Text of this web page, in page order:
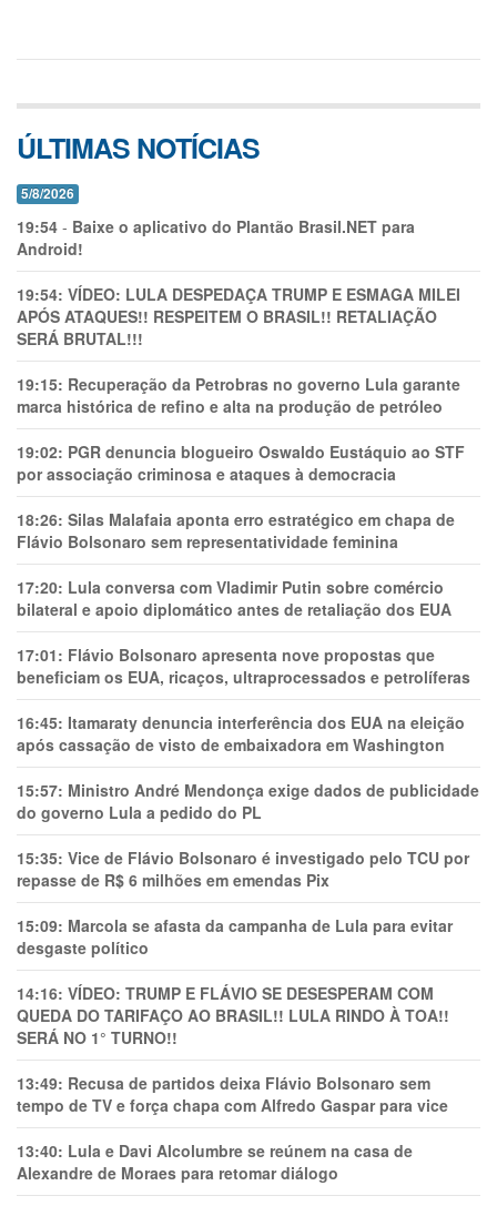
ÚLTIMAS NOTÍCIAS
5/8/2026
19:54 - Baixe o aplicativo do Plantão Brasil.NET para
Android!
19:54: VÍDEO: LULA DESPEDAÇA TRUMP E ESMAGA MILEI
APÓS ATAQUES!! RESPEITEM O BRASIL!! RETALIAÇÃO
SERÁ BRUTAL!!!
19:15: Recuperação da Petrobras no governo Lula garante
marca histórica de refino e alta na produção de petróleo
19:02: PGR denuncia blogueiro Oswaldo Eustáquio ao STF
por associação criminosa e ataques à democracia
18:26: Silas Malafaia aponta erro estratégico em chapa de
Flávio Bolsonaro sem representatividade feminina
17:20: Lula conversa com Vladimir Putin sobre comércio
bilateral e apoio diplomático antes de retaliação dos EUA
17:01: Flávio Bolsonaro apresenta nove propostas que
beneficiam os EUA, ricaços, ultraprocessados e petrolíferas
16:45: Itamaraty denuncia interferência dos EUA na eleição
após cassação de visto de embaixadora em Washington
15:57: Ministro André Mendonça exige dados de publicidade
do governo Lula a pedido do PL
15:35: Vice de Flávio Bolsonaro é investigado pelo TCU por
repasse de R$ 6 milhões em emendas Pix
15:09: Marcola se afasta da campanha de Lula para evitar
desgaste político
14:16: VÍDEO: TRUMP E FLÁVIO SE DESESPERAM COM
QUEDA DO TARIFAÇO AO BRASIL!! LULA RINDO À TOA!!
SERÁ NO 1° TURNO!!
13:49: Recusa de partidos deixa Flávio Bolsonaro sem
tempo de TV e força chapa com Alfredo Gaspar para vice
13:40: Lula e Davi Alcolumbre se reúnem na casa de
Alexandre de Moraes para retomar diálogo